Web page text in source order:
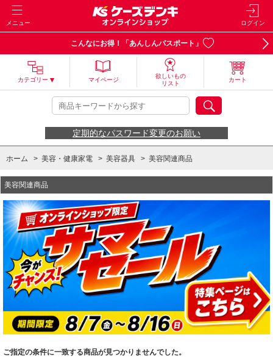
メニュー ログイン
こんなにお得！「あんしんパスポート」
カテゴリー マイページ
欲しいもの
リスト
カート
定期的なパスワード変更のお願い
ホーム > 美容・健康家電 > 美容器具 > 美容関連商品
美容関連商品
ご指定の条件に一致する商品が見つかりませんでした。